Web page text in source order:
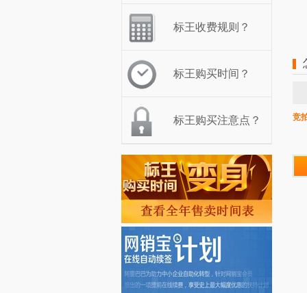
标王收费规则？
标王购买时间？
标王购买注意点？ 竞